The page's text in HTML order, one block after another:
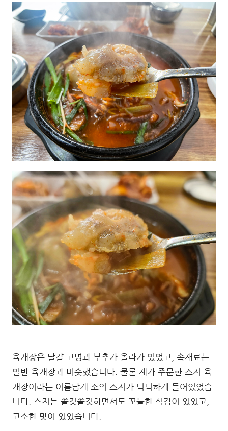
육개장은 달걀 고명과 부추가 올라가 있었고, 속재료는
일반 육개장과 비슷했습니다. 물론 제가 주문한 스지 육
개장이라는 이름답게 소의 스지가 넉넉하게 들어있었습
니다. 스지는 쫄깃쫄깃하면서도 꼬들한 식감이 있었고,
고소한 맛이 있었습니다.